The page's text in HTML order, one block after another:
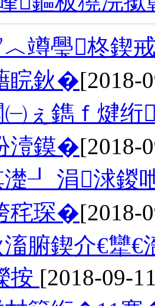
竴璺柊鍥
睆鈥�[2018-
ぇ鐫ｆ煡绗
潱鏌�[2018-
濋┚ 涓浗鍐
秺琛�[2018-
腑鍥介€犫
按 [2018-09-